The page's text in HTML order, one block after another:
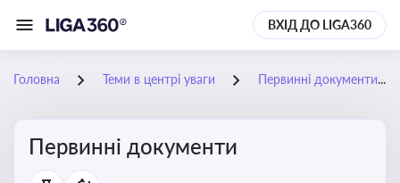
ВХІД ДО LIGA360
Головна Теми в центрі уваги Первинні документи
Первинні документи